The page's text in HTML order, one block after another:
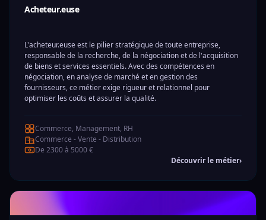
Acheteur.euse
L'acheteur.euse est le pilier stratégique de toute entreprise,
responsable de la recherche, de la négociation et de l'acquisition
de biens et services essentiels. Avec des compétences en
négociation, en analyse de marché et en gestion des
fournisseurs, ce métier exige rigueur et relationnel pour
optimiser les coûts et assurer la qualité.
Commerce, Management, RH
Commerce - Vente - Distribution
De 2300 à 5000 €
Découvrir le métier›